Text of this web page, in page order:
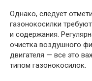
Однако, следует
газонокосилки
и содержания.
очистка воздушного
двигателя — все это
типом газонокосилок.